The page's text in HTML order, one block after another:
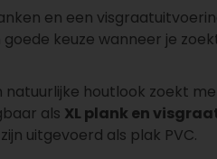
en een
keuze wanneer je
houtlook zoekt
als XL plank en
uitgevoerd als plak PVC.